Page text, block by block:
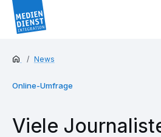
News
Online-Umfrage
Viele